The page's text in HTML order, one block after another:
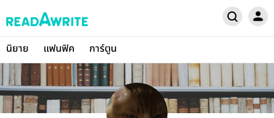
นิยาย แฟนฟิค การ์ตูน